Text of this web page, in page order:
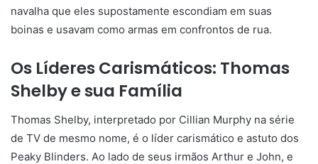
navalha que eles supostamente escondiam em suas
boinas e usavam como armas em confrontos de rua.
Os Líderes Carismáticos: Thomas
Shelby e sua Família
Thomas Shelby, interpretado por Cillian Murphy na série
de TV de mesmo nome, é o líder carismático e astuto dos
Peaky Blinders. Ao lado de seus irmãos Arthur e John, e